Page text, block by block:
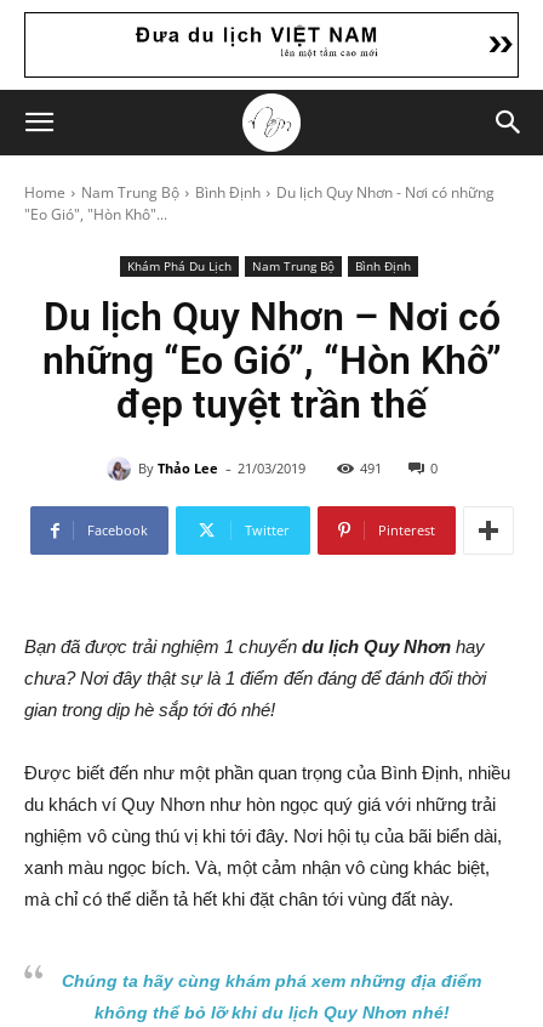
Home Nam Trung Bộ Bình Định
Du lịch Quy Nhơn - Nơi có những
"Eo Gió", "Hòn Khô"...
Khám Phá Du Lịch Nam Trung Bộ Bình Định
Du lịch Quy Nhơn – Nơi có
những “Eo Gió”, “Hòn Khô”
đẹp tuyệt trần thế
By Thảo Lee - 21/03/2019 491 0
Facebook Twitter Pinterest
Bạn đã được trải nghiệm 1 chuyến du lịch Quy Nhơn hay
chưa? Nơi đây thật sự là 1 điểm đến đáng để đánh đổi thời
gian trong dịp hè sắp tới đó nhé!
Được biết đến như một phần quan trọng của Bình Định, nhiều
du khách ví Quy Nhơn như hòn ngọc quý giá với những trải
nghiệm vô cùng thú vị khi tới đây. Nơi hội tụ của bãi biển dài,
xanh màu ngọc bích. Và, một cảm nhận vô cùng khác biệt,
mà chỉ có thể diễn tả hết khi đặt chân tới vùng đất này.
Chúng ta hãy cùng khám phá xem những địa điểm
không thể bỏ lỡ khi du lịch Quy Nhơn nhé!